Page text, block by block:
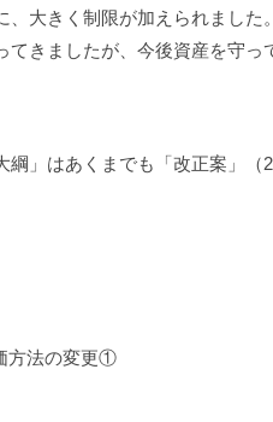
、大きく制限が加えられまし
てきましたが、今後資産を守
」はあくまでも「改正案」
方法の変更①